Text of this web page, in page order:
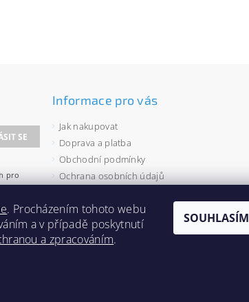
pro
Informace pro vás
Jak nakupovat
Doprava a platba
Obchodní podmínky
Ochrana osobních údajů
Zásady používání souborů cookies
. Procházením tohoto webu
a v případě poskytnutí
a zpracováním.
SOUHLASÍM